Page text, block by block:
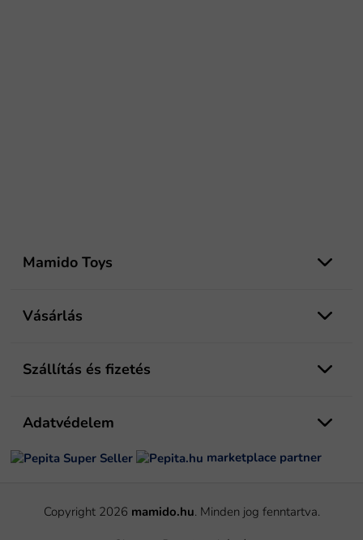
Mamido Toys
Vásárlás
Szállítás és fizetés
Adatvédelem
marketplace partner
Copyright 2026 mamido.hu. Minden jog fenntartva.